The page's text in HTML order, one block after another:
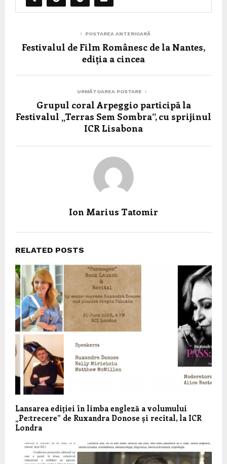
POSTAREA ANTERIOARĂ
Festivalul de Film Românesc de la Nantes,
ediția a cincea
URMĂTOAREA POSTARE
Grupul coral Arpeggio participă la
Festivalul „Terras Sem Sombra”, cu sprijinul
ICR Lisabona
Ion Marius Tatomir
RELATED POSTS
Lansarea ediției în limba engleză a volumului
„Pe:trecere” de Ruxandra Donose și recital, la ICR
Londra